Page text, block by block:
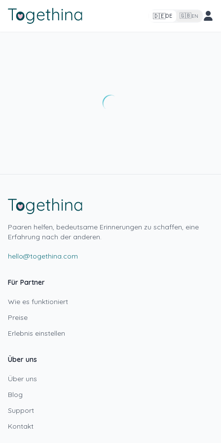
🇩🇪DE 🇬🇧EN
Paaren helfen, bedeutsame Erinnerungen zu schaffen, eine
Erfahrung nach der anderen.
hello@togethina.com
Für Partner
Wie es funktioniert
Preise
Erlebnis einstellen
Über uns
Über uns
Blog
Support
Kontakt